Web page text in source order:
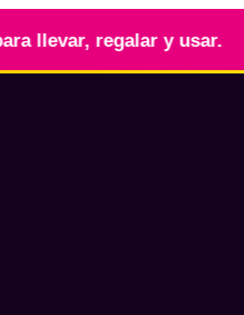
regalar y usar. •